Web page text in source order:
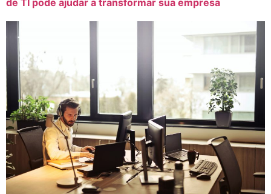
de TI pode ajudar a transformar sua empresa